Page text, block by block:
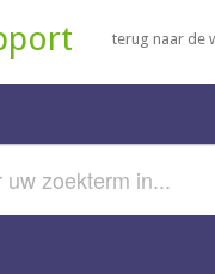
terug naar de